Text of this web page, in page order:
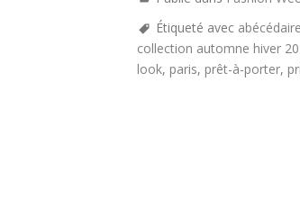
Étiqueté avec abécédaire
collection automne hiver
look, paris, prêt-à-porter,